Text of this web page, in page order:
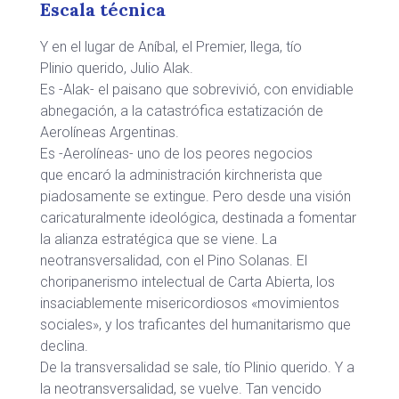
Escala técnica
Y en el lugar de Aníbal, el Premier, llega, tío
Plinio querido, Julio Alak.
Es -Alak- el paisano que sobrevivió, con envidiable
abnegación, a la catastrófica estatización de
Aerolíneas Argentinas.
Es -Aerolíneas- uno de los peores negocios
que encaró la administración kirchnerista que
piadosamente se extingue. Pero desde una visión
caricaturalmente ideológica, destinada a fomentar
la alianza estratégica que se viene. La
neotransversalidad, con el Pino Solanas. El
choripanerismo intelectual de Carta Abierta, los
insaciablemente misericordiosos «movimientos
sociales», y los traficantes del humanitarismo que
declina.
De la transversalidad se sale, tío Plinio querido. Y a
la neotransversalidad, se vuelve. Tan vencido